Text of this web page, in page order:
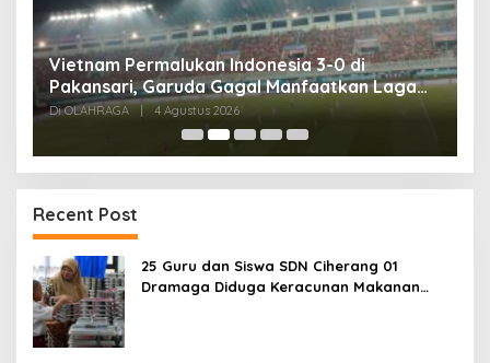
Vietnam Permalukan Indonesia 3-0 di
Pakansari, Garuda Gagal Manfaatkan Laga
Kandang
Di OLAHRAGA | 4 Agustus 2026
Recent Post
25 Guru dan Siswa SDN Ciherang 01
Dramaga Diduga Keracunan Makanan